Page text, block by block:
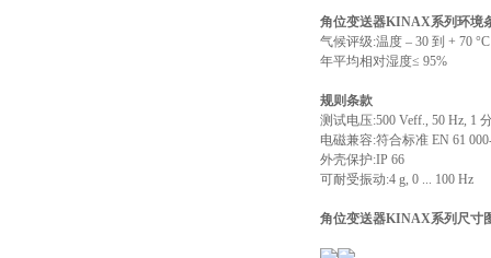
角位变送器KINAX系列环境
气候评级:温度 – 30 到 + 70 °C
年平均相对湿度≤ 95%
规则条款
测试电压:500 Veff., 50 Hz, 1
电磁兼容:符合标准 EN 61
外壳保护:IP 66
可耐受振动:4 g, 0 ... 100 Hz
角位变送器KINAX系列尺寸